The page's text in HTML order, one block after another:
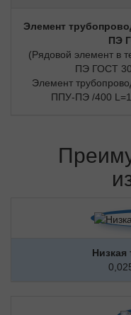
Элемент
ПЭ
(Рядовой элемент в
ПЭ ГОСТ
Элемент
ППУ-ПЭ /400
Низкая